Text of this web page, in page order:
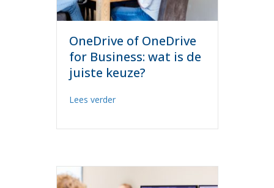
OneDrive of OneDrive
for Business: wat is de
juiste keuze?
Lees verderabout OneDrive of OneDrive for